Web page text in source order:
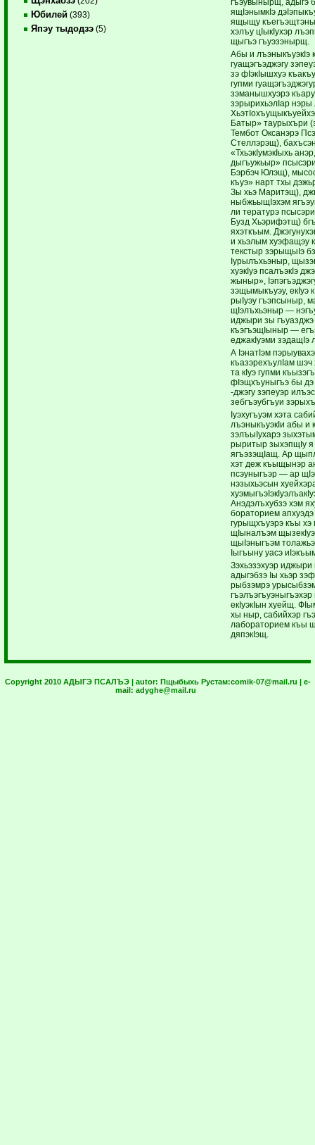
Юбилей (393)
Япэу тыдодзэ (5)
ящIэнымкIэ
ящыщу
хэлъу цIыкIухэр
щыгъэ гъуэзэнырщ.
Абы и лъэныкъуэкIэ
гуащэгъэджэгу
зэ фIэкIышхуэ
гупми
зэманышхуэрэ
зэрырихьэлIар нэры
Батыр» таурыхъри
Тембот Оксанэрэ
Стеллэрэщ),
«ТхьэкIумэкIыхь
дыгъужьыр»
Бэрбэч Юлэщ),
къуэ» нарт тхы
Зы хьэ Маритэщ),
ныбжьыщIэхэм
ли тературэ
Бузд Хьэрифэтщ)
яхэткъым.
и хьэлым хуэфащэу
текстыр зэрыщыIэ
Iурылъхьэныр,
хуэкIуэ псалъэкIэ
жыныр»,
зэщымыкъуэу, екIуэ
рыIуэу гъэпсыныр,
щIэлъхьэныр —
иджыри зы
къэгъэщIыныр —
еджакIуэми зэдащIэ
А IэнатIэм
къазэрехъулIам
та кIуэ гупми
фIэщхъуныгъэ бы дэ
-джэгу зэпеуэр
зебгъэубгъуи
Iуэхугъуэм хэта
лъэныкъуэкIи абы и
зэлъыIухарэ
рыритыр зыхэпщIу я
ягъэзэщIащ. Ар
хэт деж къыщынэр
псэуныгъэр — ар
нэзыхьэсын
Анэдэлъхубзэ хэм
бораторием
гурыщхъуэрэ къы
щIыналъэм щызекIуэ
щыIэныгъэм
Iыгъыну уасэ
Зэхьэзэхуэр
адыгэбзэ Iы хьэр
рыбзэмрэ
екIуэкIын хуейщ.
хы ныр, сабийхэр
лабораторием къы
дяпэкIэщ.
Copyright 2010 АДЫГЭ ПСАЛЪЭ | autor: Пщыбыхь Рустам:comik-07@mail.ru | e-
mail: adyghe@mail.ru